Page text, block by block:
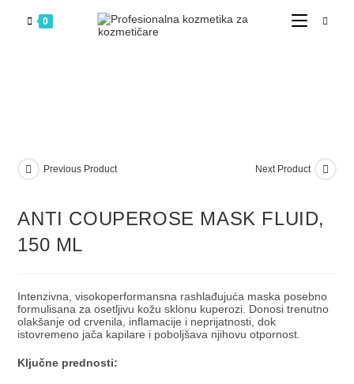
0
Previous Product Next Product
ANTI COUPEROSE MASK FLUID,
150 ML
Intenzivna, visokoperformansna rashlađujuća maska posebno
formulisana za osetljivu kožu sklonu kuperozi. Donosi trenutno
olakšanje od crvenila, inflamacije i neprijatnosti, dok
istovremeno jača kapilare i poboljšava njihovu otpornost.
Ključne prednosti: